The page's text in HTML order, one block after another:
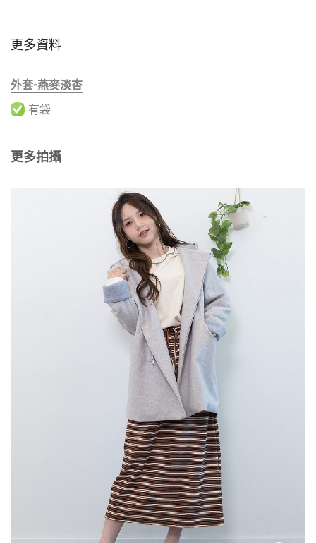
更多資料
外套-燕麥淡杏
有袋
更多拍攝